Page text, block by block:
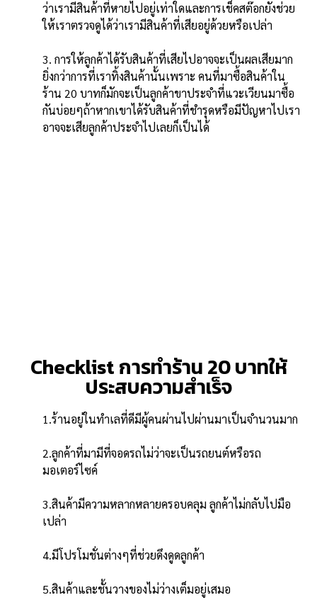
ว่าเรามีสินค้าที่หายไปอยู่เท่าใดและการเช็คสต๊อกยังช่วย
ให้เราตรวจดูได้ว่าเรามีสินค้าที่เสียอยู่ด้วยหรือเปล่า
3. การให้ลูกค้าได้รับสินค้าที่เสียไปอาจจะเป็นผลเสียมาก
ยิ่งกว่าการที่เราทิ้งสินค้านั้นเพราะ คนที่มาซื้อสินค้าใน
ร้าน 20 บาทก็มักจะเป็นลูกค้าขาประจำที่แวะเวียนมาซื้อ
กันบ่อยๆถ้าหากเขาได้รับสินค้าที่ชำรุดหรือมีปัญหาไปเรา
อาจจะเสียลูกค้าประจำไปเลยก็เป็นได้
Checklist การทำร้าน 20 บาทให้
ประสบความสำเร็จ
1.ร้านอยู่ในทำเลที่ดีมีผู้คนผ่านไปผ่านมาเป็นจำนวนมาก
2.ลูกค้าที่มามีที่จอดรถไม่ว่าจะเป็นรถยนต์หรือรถ
มอเตอร์ไซค์
3.สินค้ามีความหลากหลายครอบคลุม ลูกค้าไม่กลับไปมือ
เปล่า
4.มีโปรโมชั่นต่างๆที่ช่วยดึงดูดลูกค้า
5.สินค้าและชั้นวางของไม่ว่างเต็มอยู่เสมอ